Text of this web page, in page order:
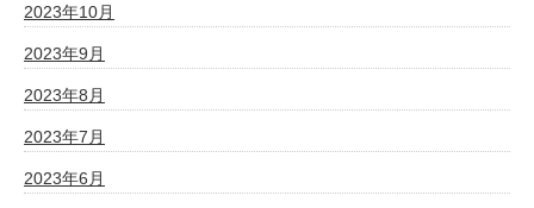
2023年10月
2023年9月
2023年8月
2023年7月
2023年6月